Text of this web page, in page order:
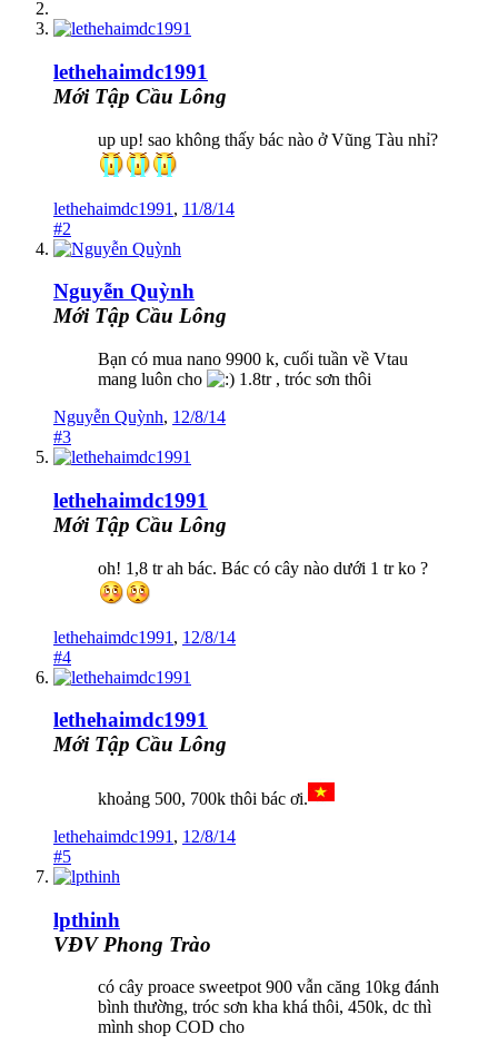
lethehaimdc1991
Mới Tập Cầu Lông
up up! sao không thấy bác nào ở Vũng Tàu nhỉ?
lethehaimdc1991 , 11/8/14
#2
Nguyễn Quỳnh
Mới Tập Cầu Lông
Bạn có mua nano 9900 k, cuối tuần về Vtau
mang luôn cho
1.8tr , tróc sơn thôi
Nguyễn Quỳnh, 12/8/14
#3
lethehaimdc1991
Mới Tập Cầu Lông
oh! 1,8 tr ah bác. Bác có cây nào dưới 1 tr ko ?
lethehaimdc1991 , 12/8/14
#4
lethehaimdc1991
Mới Tập Cầu Lông
khoảng 500, 700k thôi bác ơi.
lethehaimdc1991 , 12/8/14
#5
lpthinh
VĐV Phong Trào
có cây proace sweetpot 900 vẫn căng 10kg đánh
bình thường, tróc sơn kha khá thôi, 450k, dc thì
mình shop COD cho